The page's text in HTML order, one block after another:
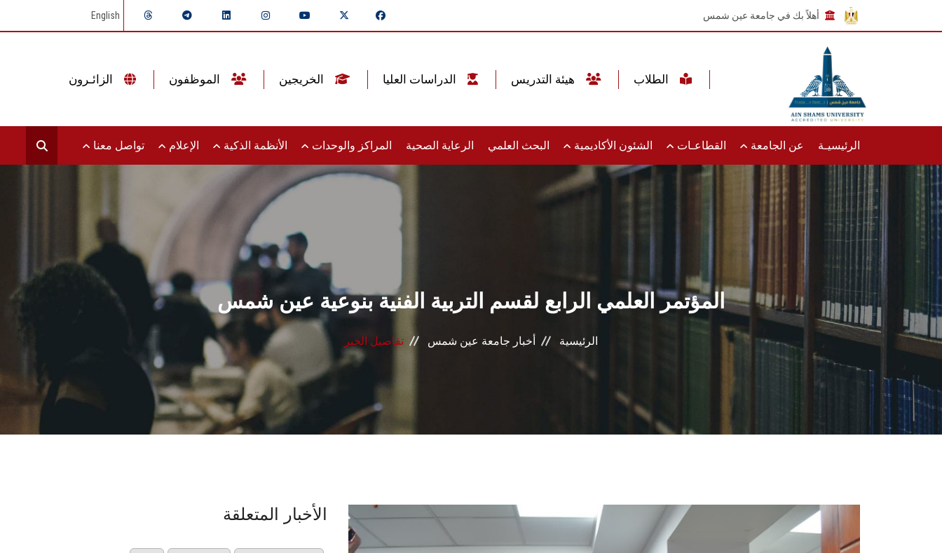
أهلاً بك في جامعة عين شمس English
الرئيسيـة عن الجامعة القطاعـات الشئون الأكاديمية البحث العلمي الرعاية الصحية المراكز والوحدات الأنظمة الذكية الإعلام تواصل معنا
المؤتمر العلمي الرابع لقسم التربية الفنية بنوعية عين شمس
الرئيسية أخبار جامعة عين شمس تفاصيل الخبر
الأخبار المتعلقة